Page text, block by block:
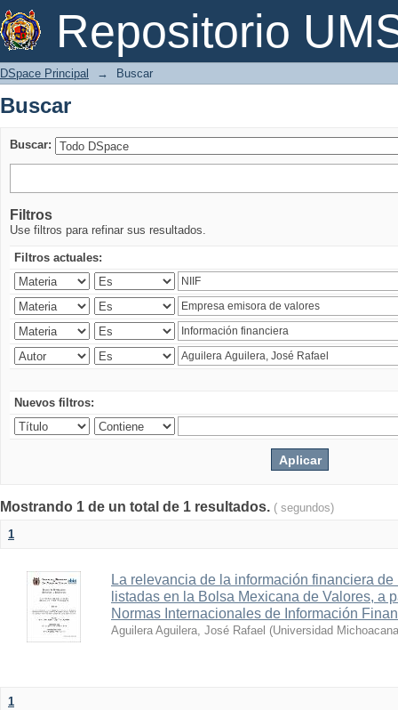
Repositorio
Buscar
DSpace Principal → Buscar
Buscar
Buscar:
Filtros
Use filtros para refinar sus resultados.
Filtros actuales:
Nuevos filtros:
Mostrando 1 de un total de 1 resultados. ( segundos)
1
La relevancia de la información financiera
listadas en la Bolsa Mexicana de Valores, a
Normas Internacionales de Información
Aguilera Aguilera, José Rafael (Universidad
1